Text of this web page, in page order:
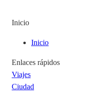
Inicio
Inicio
Enlaces rápidos
Viajes
Ciudad